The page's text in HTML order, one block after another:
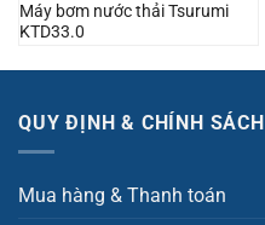
Máy bơm nước thải Tsurumi
KTD33.0
QUY ĐỊNH & CHÍNH SÁCH
Mua hàng & Thanh toán